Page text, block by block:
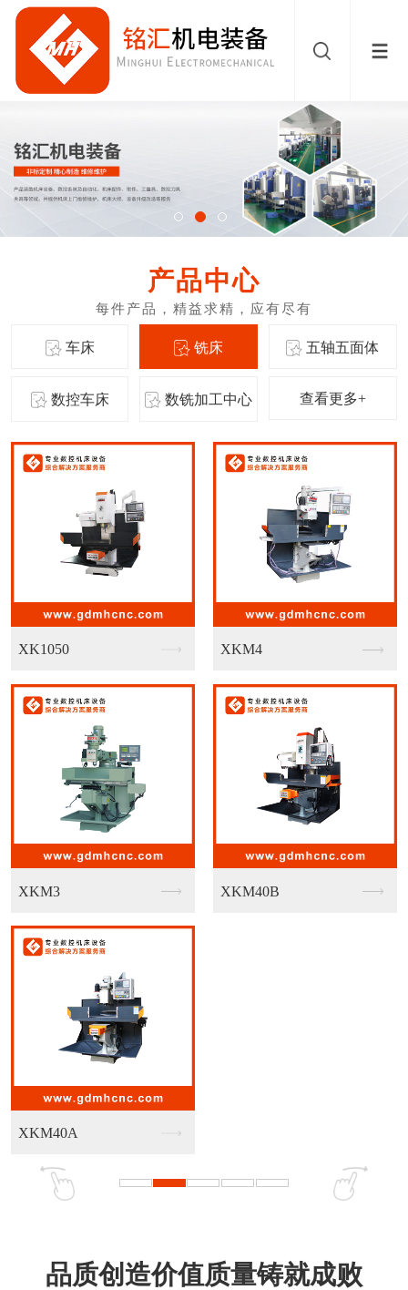
产品中心
车床 铣床 五轴五面体
数控车床 数铣加工中心 查看更多+
正代精机 FS-11... 埃弗米GMU-800
埃弗米GMU-600 埃弗米GMU-400
埃弗米DMU300
品质创造价值质量铸就成败